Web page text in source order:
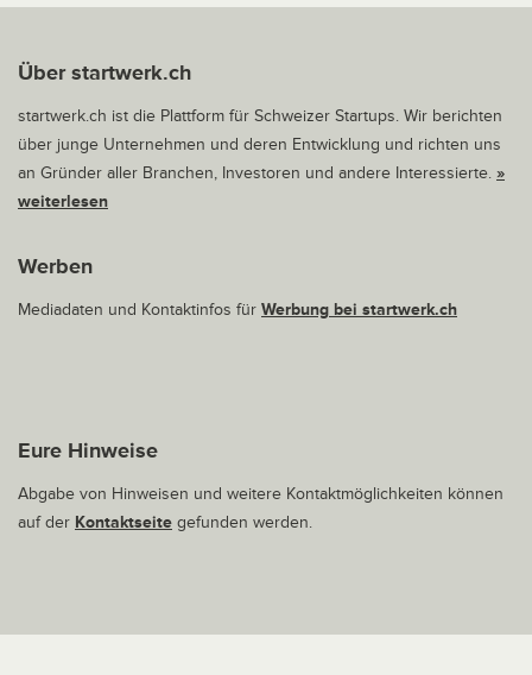
Über startwerk.ch
startwerk.ch ist die Plattform für Schweizer Startups. Wir berichten
über junge Unternehmen und deren Entwicklung und richten uns
an Gründer aller Branchen, Investoren und andere Interessierte. »
weiterlesen
Werben
Mediadaten und Kontaktinfos für Werbung bei startwerk.ch
Eure Hinweise
Abgabe von Hinweisen und weitere Kontaktmöglichkeiten können
auf der Kontaktseite gefunden werden.